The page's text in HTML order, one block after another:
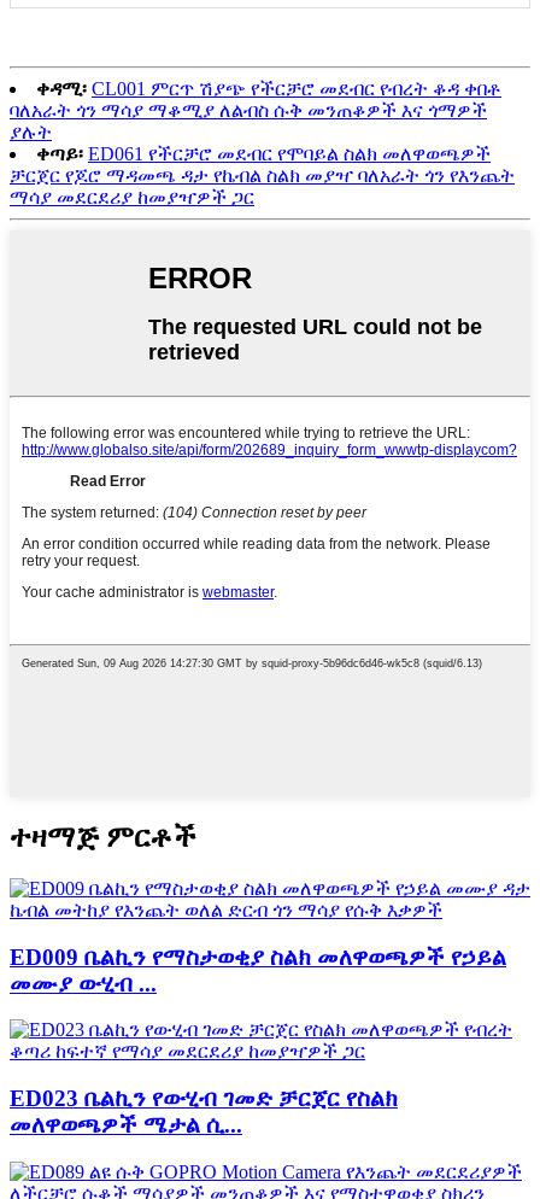
ቀዳሚ፡ CL001 ምርጥ ሽያጭ የችርቻሮ መደብር የብረት ቆዳ ቀበቶ
ባለአራት ጎን ማሳያ ማቆሚያ ለልብስ ሱቅ መንጠቆዎች እና ጎማዎች
ያሉት
ቀጣይ፡ ED061 የችርቻሮ መደብር የሞባይል ስልክ መለዋወጫዎች
ቻርጀር የጆሮ ማዳመጫ ዳታ የኬብል ስልክ መያዣ ባለአራት ጎን የእንጨት
ማሳያ መደርደሪያ ከመያዣዎች ጋር
ተዛማጅ ምርቶች
ED009 ቤልኪን የማስታወቂያ ስልክ መለዋወጫዎች የኃይል
መሙያ ውሂብ ...
ED023 ቤልኪን የውሂብ ገመድ ቻርጀር የስልክ
መለዋወጫዎች ሜታል ሲ...